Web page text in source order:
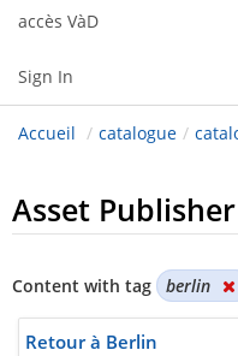
accès VàD
Sign In
Accueil / catalogue /
Asset Publisher
Content with tag berlin
Retour à Berlin